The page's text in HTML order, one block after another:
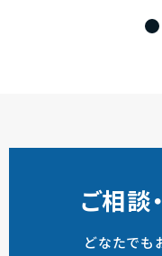
ご相談
どなたでも